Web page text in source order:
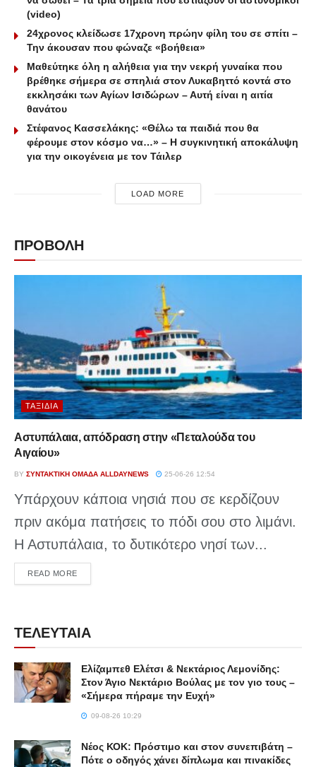
(video)
24χρονος κλείδωσε 17χρονη πρώην φίλη του σε σπίτι –
Την άκουσαν που φώναζε «βοήθεια»
Μαθεύτηκε όλη η αλήθεια για την νεκρή γυναίκα που
βρέθηκε σήμερα σε σπηλιά στον Λυκαβηττό κοντά στο
εκκλησάκι των Αγίων Ισιδώρων – Αυτή είναι η αιτία
θανάτου
Στέφανος Κασσελάκης: «Θέλω τα παιδιά που θα
φέρουμε στον κόσμο να…» – Η συγκινητική αποκάλυψη
για την οικογένεια με τον Τάιλερ
LOAD MORE
ΠΡΟΒΟΛΗ
ΤΑΞΊΔΙΑ
Αστυπάλαια, απόδραση στην «Πεταλούδα του
Αιγαίου»
BY ΣΥΝΤΑΚΤΙΚΉ ΟΜΆΔΑ ALLDAYNEWS 25-06-26 12:54
Υπάρχουν κάποια νησιά που σε κερδίζουν
πριν ακόμα πατήσεις το πόδι σου στο λιμάνι.
Η Αστυπάλαια, το δυτικότερο νησί των...
READ MOREDETAILS
ΤΕΛΕΥΤΑΙΑ
Ελίζαμπεθ Ελέτσι & Νεκτάριος Λεμονίδης:
Στον Άγιο Νεκτάριο Βούλας με τον γιο τους –
«Σήμερα πήραμε την Ευχή»
09-08-26 10:29
Νέος ΚΟΚ: Πρόστιμο και στον συνεπιβάτη –
Πότε ο οδηγός χάνει δίπλωμα και πινακίδες